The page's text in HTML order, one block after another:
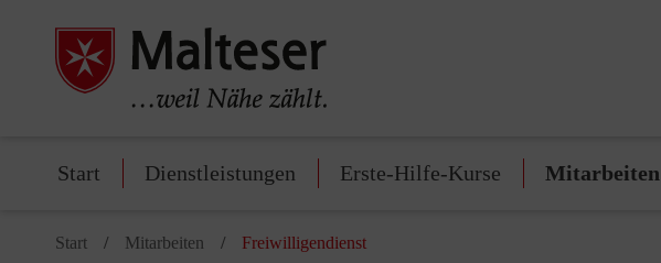
Start Dienstleistungen Erste-Hilfe-Kurse Mitarbeiten
Start Mitarbeiten Freiwilligendienst